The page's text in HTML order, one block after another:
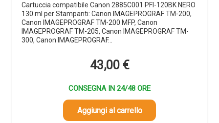
Cartuccia compatibile Canon 2885C001 PFI-120BK NERO
130 ml per Stampanti: Canon IMAGEPROGRAF TM-200,
Canon IMAGEPROGRAF TM-200 MFP, Canon
IMAGEPROGRAF TM-205, Canon IMAGEPROGRAF TM-
300, Canon IMAGEPROGRAF…
43,00 €
CONSEGNA IN 24/48 ORE
Aggiungi al carrello